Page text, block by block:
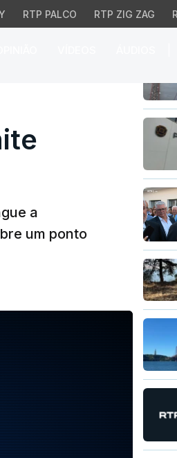
RTP PALCO RTP ZIG ZAG
vetar
a
um ponto